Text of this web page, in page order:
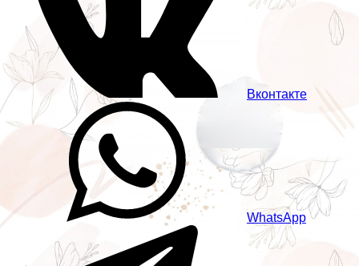
Вконтакте
WhatsApp